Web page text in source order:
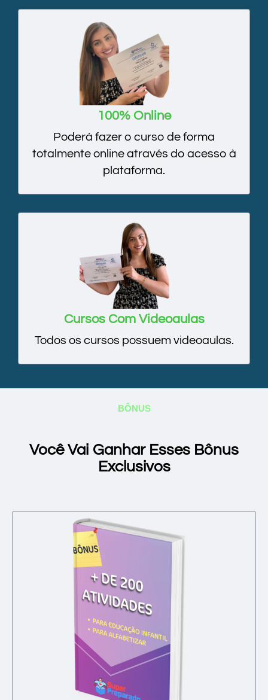
100% Online
Poderá fazer o curso de forma
totalmente online através do acesso à
plataforma.
Cursos Com Videoaulas
Todos os cursos possuem videoaulas.
BÔNUS
Você Vai Ganhar Esses Bônus
Exclusivos